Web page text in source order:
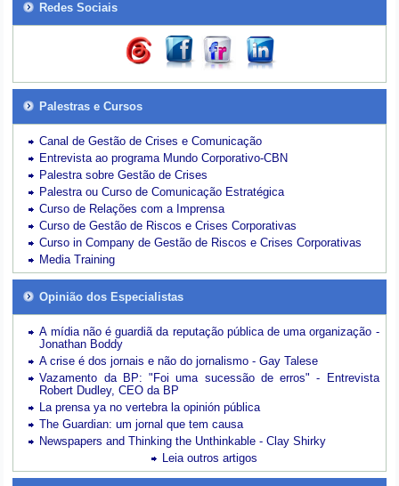
Redes Sociais
Palestras e Cursos
Canal de Gestão de Crises e Comunicação
Entrevista ao programa Mundo Corporativo-CBN
Palestra sobre Gestão de Crises
Palestra ou Curso de Comunicação Estratégica
Curso de Relações com a Imprensa
Curso de Gestão de Riscos e Crises Corporativas
Curso in Company de Gestão de Riscos e Crises Corporativas
Media Training
Opinião dos Especialistas
A mídia não é guardiã da reputação pública de uma organização -
Jonathan Boddy
A crise é dos jornais e não do jornalismo - Gay Talese
Vazamento da BP: "Foi uma sucessão de erros" - Entrevista
Robert Dudley, CEO da BP
La prensa ya no vertebra la opinión pública
The Guardian: um jornal que tem causa
Newspapers and Thinking the Unthinkable - Clay Shirky
Leia outros artigos